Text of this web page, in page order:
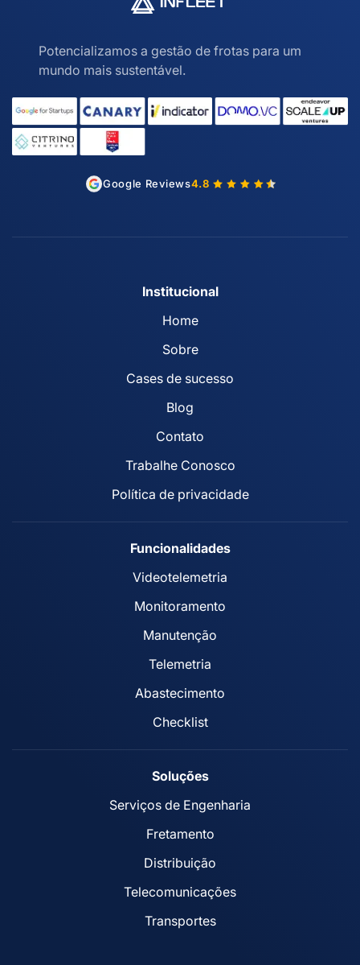
Potencializamos a gestão de frotas para um
mundo mais sustentável.
Google Reviews4.8
Institucional
Home
Sobre
Cases de sucesso
Blog
Contato
Trabalhe Conosco
Política de privacidade
Funcionalidades
Videotelemetria
Monitoramento
Manutenção
Telemetria
Abastecimento
Checklist
Soluções
Serviços de Engenharia
Fretamento
Distribuição
Telecomunicações
Transportes